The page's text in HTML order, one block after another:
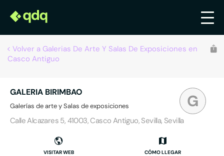
Volver a Galerias De Arte Y Salas De Exposiciones en
Casco Antiguo
G
GALERIA BIRIMBAO
Galerías de arte y Salas de exposiciones
Calle Alcazares 5, 41003, Casco Antiguo, Sevilla, Sevilla
VISITAR WEB CÓMO LLEGAR